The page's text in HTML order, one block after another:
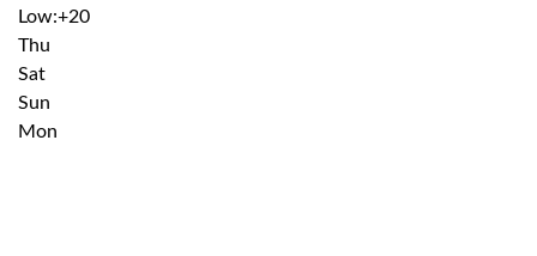
Low:+20
Thu
Sat
Sun
Mon